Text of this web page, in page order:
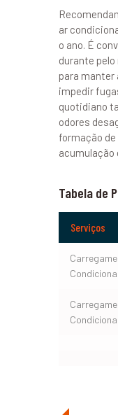
ar
o ano. É
durante
para manter
impedir
quotidiano
odores
formação
acumulação
Tabela de
Serviços